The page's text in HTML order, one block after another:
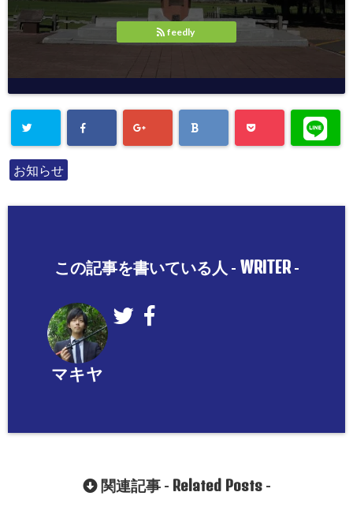
feedly
お知らせ
この記事を書いている人 - WRITER-
マキヤ
関連記事 - Related Posts-